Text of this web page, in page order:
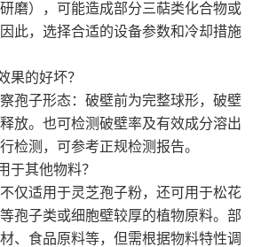
磨），可能造成部分三萜类化合物或
此，选择合适的设备参数和冷却措施
的好坏？
子形态：破壁前为完整球形，破壁
放。也可检测破壁率及有效成分溶出
检测，可参考正规检测报告。
其他物料？
适用于灵芝孢子粉，还可用于松花
孢子类或细胞壁较厚的植物原料。部
、食品原料等，但需根据物料特性调